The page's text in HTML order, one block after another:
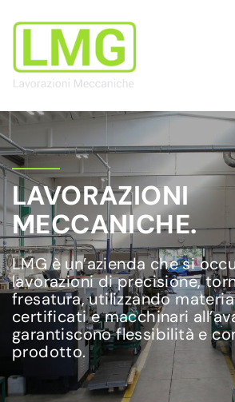
LAVORAZIONI
MECCANICHE.
LMG è un’azienda che si
lavorazioni di precisione,
fresatura, utilizzando
certificati e macchinari
garantiscono flessibilità e
prodotto.